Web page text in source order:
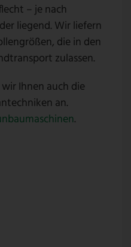
– je nach
liegend. Wir liefern
die in den
zulassen.
Ihnen auch die
an.
.